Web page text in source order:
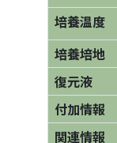
培養温度
培養培地
復元液
付加情報
関連情報